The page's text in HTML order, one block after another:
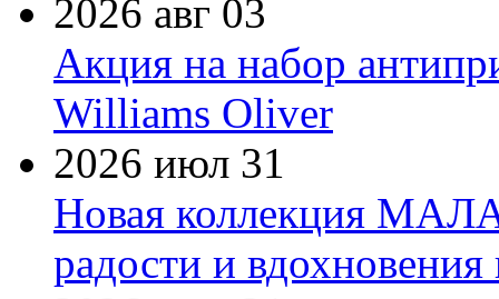
2026 авг 03
Акция на набор
Williams Oliver
2026 июл 31
Новая коллекция
радости и